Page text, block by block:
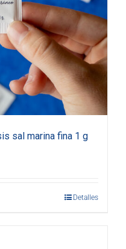
sal marina fina 1 g
Detalles